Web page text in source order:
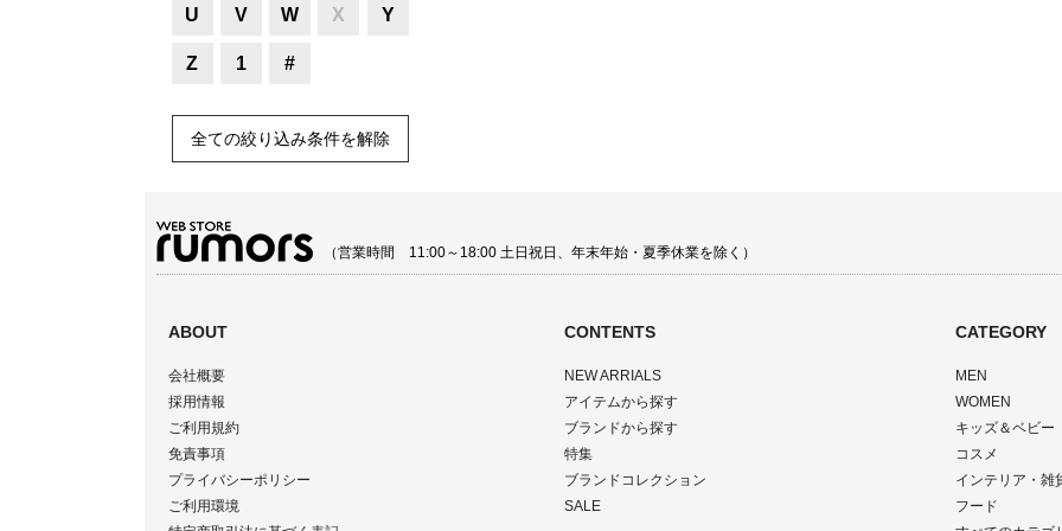
U V W X Y
Z 1 #
全ての絞り込み条件を解除
（営業時間 11:00～18:00 土日祝日、年末年始・夏季休業を除く）
ABOUT
会社概要
採用情報
ご利用規約
免責事項
プライバシーポリシー
ご利用環境
CONTENTS
NEW ARRIALS
アイテムから探す
ブランドから探す
特集
ブランドコレクション
SALE
CATEGORY
MEN
WOMEN
キッズ＆ベビー
コスメ
インテリア・雑
フード